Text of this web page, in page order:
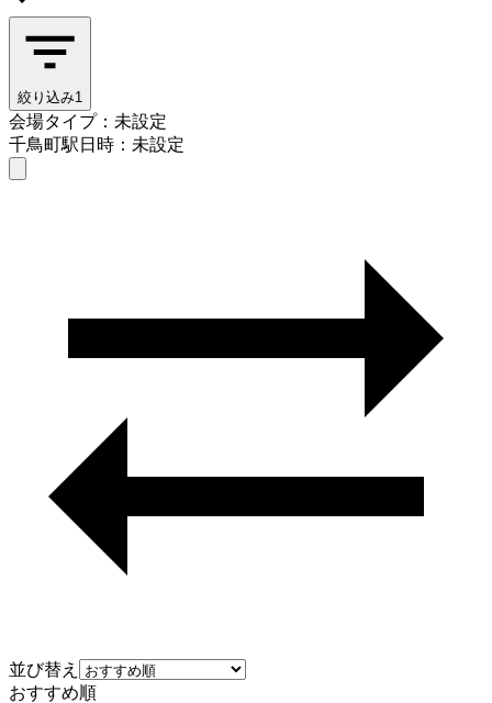
絞り込み1
会場タイプ：未設定
千鳥町駅日時：未設定
並び替え
おすすめ順